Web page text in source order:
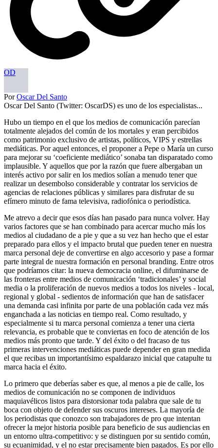
OD
PorOscar Del Santo
Oscar Del Santo (Twitter: OscarDS) es uno de los especialistas...
Hubo un tiempo en el que los medios de comunicación parecían
totalmente alejados del común de los mortales y eran percibidos
como patrimonio exclusivo de artistas, políticos, VIPS y estrellas
mediáticas. Por aquel entonces, el proponer a Pepe o María un curso
para mejorar su ‘coeficiente mediático’ sonaba tan disparatado como
implausible. Y aquellos que por la razón que fuere albergaban un
interés activo por salir en los medios solían a menudo tener que
realizar un desembolso considerable y contratar los servicios de
agencias de relaciones públicas y similares para disfrutar de su
efímero minuto de fama televisiva, radiofónica o periodística.
Me atrevo a decir que esos días han pasado para nunca volver. Hay
varios factores que se han combinado para acercar mucho más los
medios al ciudadano de a pie y que a su vez han hecho que el estar
preparado para ellos y el impacto brutal que pueden tener en nuestra
marca personal deje de convertirse en algo accesorio y pase a formar
parte integral de nuestra formación en personal branding. Entre otros
que podríamos citar: la nueva democracia online, el difuminarse de
las fronteras entre medios de comunicación ‘tradicionales’ y social
media o la proliferación de nuevos medios a todos los niveles - local,
regional y global - sedientos de información que han de satisfacer
una demanda casi infinita por parte de una población cada vez más
enganchada a las noticias en tiempo real. Como resultado, y
especialmente si tu marca personal comienza a tener una cierta
relevancia, es probable que te conviertas en foco de atención de los
medios más pronto que tarde. Y del éxito o del fracaso de tus
primeras intervenciones mediáticas puede depender en gran medida
el que recibas un importantísimo espaldarazo inicial que catapulte tu
marca hacia el éxito.
Lo primero que deberías saber es que, al menos a pie de calle, los
medios de comunicación no se componen de individuos
maquiavélicos listos para distorsionar toda palabra que sale de tu
boca con objeto de defender sus oscuros intereses. La mayoría de
los periodistas que conozco son trabajadores de pro que intentan
ofrecer la mejor historia posible para beneficio de sus audiencias en
un entorno ultra-competitivo: y se distinguen por su sentido común,
su ecuanimidad, y el no estar precisamente bien pagados. Es por ello